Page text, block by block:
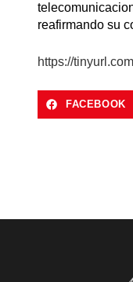
reafirmando su
https://
FACEBOOK